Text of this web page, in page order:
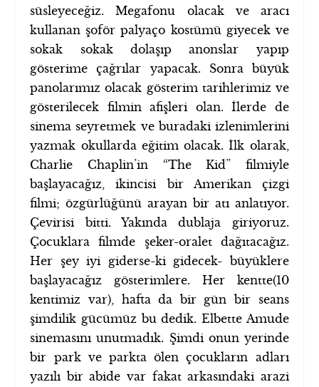
süsleyeceğiz. Megafonu olacak ve aracı
kullanan şoför palyaço kostümü giyecek ve
sokak sokak dolaşıp anonslar yapıp
gösterime çağrılar yapacak. Sonra büyük
panolarımız olacak gösterim tarihlerimiz ve
gösterilecek filmin afişleri olan. İlerde de
sinema seyretmek ve buradaki izlenimlerini
yazmak okullarda eğitim olacak. İlk olarak,
Charlie Chaplin’in “The Kid” filmiyle
başlayacağız, ikincisi bir Amerikan çizgi
filmi; özgürlüğünü arayan bir atı anlatıyor.
Çevirisi bitti. Yakında dublaja giriyoruz.
Çocuklara filmde şeker-oralet dağıtacağız.
Her şey iyi giderse-ki gidecek- büyüklere
başlayacağız gösterimlere. Her kentte(10
kentimiz var), hafta da bir gün bir seans
şimdilik gücümüz bu dedik. Elbette Amude
sinemasını unutmadık. Şimdi onun yerinde
bir park ve parkta ölen çocukların adları
yazılı bir abide var fakat arkasındaki arazi